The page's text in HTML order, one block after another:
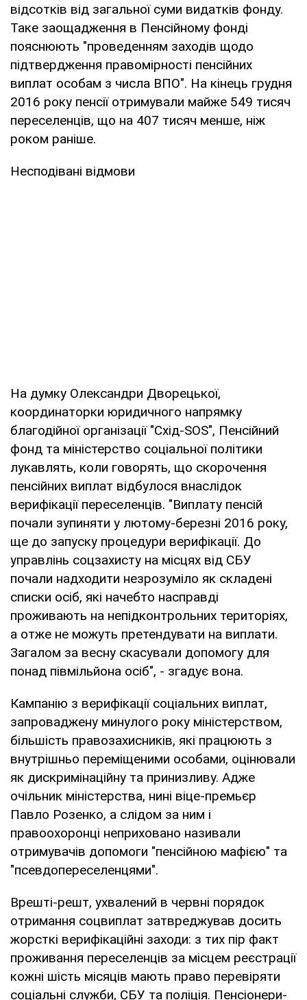
відсотків від загальної суми видатків фонду.
Таке заощадження в Пенсійному фонді
пояснюють "проведенням заходів щодо
підтвердження правомірності пенсійних
виплат особам з числа ВПО". На кінець грудня
2016 року пенсії отримували майже 549 тисяч
переселенців, що на 407 тисяч менше, ніж
роком раніше.
Несподівані відмови
На думку Олександри Дворецької,
координаторки юридичного напрямку
благодійної організації "Схід-SOS", Пенсійний
фонд та міністерство соціальної політики
лукавлять, коли говорять, що скорочення
пенсійних виплат відбулося внаслідок
верифікації переселенців. "Виплату пенсій
почали зупиняти у лютому-березні 2016 року,
ще до запуску процедури верифікації. До
управлінь соцзахисту на місцях від СБУ
почали надходити незрозуміло як складені
списки осіб, які начебто насправді
проживають на непідконтрольних територіях,
а отже не можуть претендувати на виплати.
Загалом за весну скасували допомогу для
понад півмільйона осіб", - згадує вона.
Кампанію з верифікації соціальних виплат,
запроваджену минулого року міністерством,
більшість правозахисників, які працюють з
внутрішньо переміщеними особами, оцінювали
як дискримінаційну та принизливу. Адже
очільник міністерства, нині віце-премьєр
Павло Розенко, а слідом за ним і
правоохоронці неприховано називали
отримувачів допомоги "пенсійною мафією" та
"псевдопереселенцями".
Врешті-решт, ухвалений в червні порядок
отримання соцвиплат затвреджував досить
жорсткі верифікаційні заходи: з тих пір факт
проживання переселенців за місцем реєстрації
кожні шість місяців мають право перевіряти
соціальні служби, СБУ та поліція. Пенсіонери-